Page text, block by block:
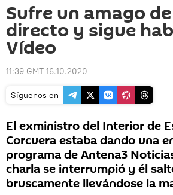
Sufre un amago
directo y sigue
Vídeo
11:39 GMT 16.10.2020
Síguenos en
El exministro del Interior de
Corcuera estaba dando una
programa de Antena3
charla se interrumpió y él
bruscamente llevándose la